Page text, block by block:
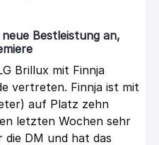
Bestleistung an,
Brillux mit Finnja
vertreten. Finnja ist mit
auf Platz zehn
letzten Wochen sehr
DM und hat das